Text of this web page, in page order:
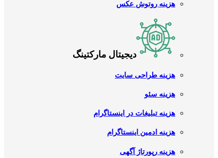
هزینه روتوش عکس
دیجیتال مارکتینگ
هزینه طراحی سایت
هزینه سئو
هزینه تبلیغات در اینستاگرام
هزینه ادمین اینستاگرام
هزینه رپورتاژ آگهی